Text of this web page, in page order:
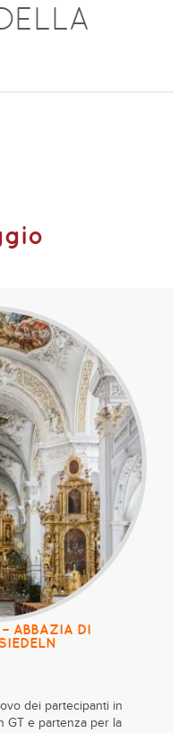
ABBAZIA DI
dei partecipanti in
GT e partenza per la